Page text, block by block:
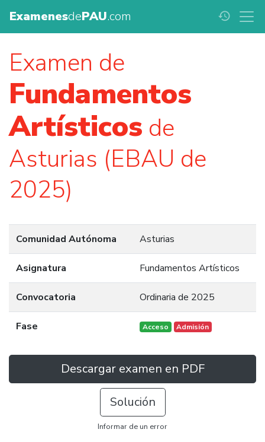
ExamenesdePAU.com history
Examen de
Fundamentos
Artísticos de
Asturias (EBAU de
2025)
Comunidad Autónoma Asturias
Asignatura Fundamentos Artísticos
Convocatoria Ordinaria de 2025
Fase Acceso Admisión
Descargar examen en PDF
Solución
Informar de un error